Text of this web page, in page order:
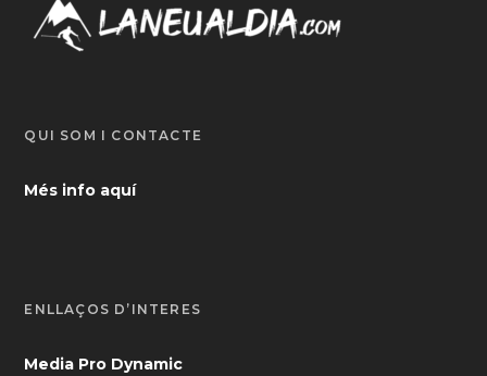
QUI SOM I CONTACTE
Més info aquí
ENLLAÇOS D’INTERÈS
Media Pro Dynamic